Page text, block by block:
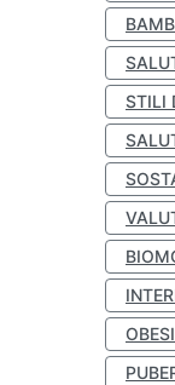
STILI